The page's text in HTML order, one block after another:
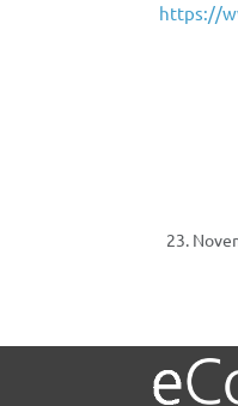
https://
23.